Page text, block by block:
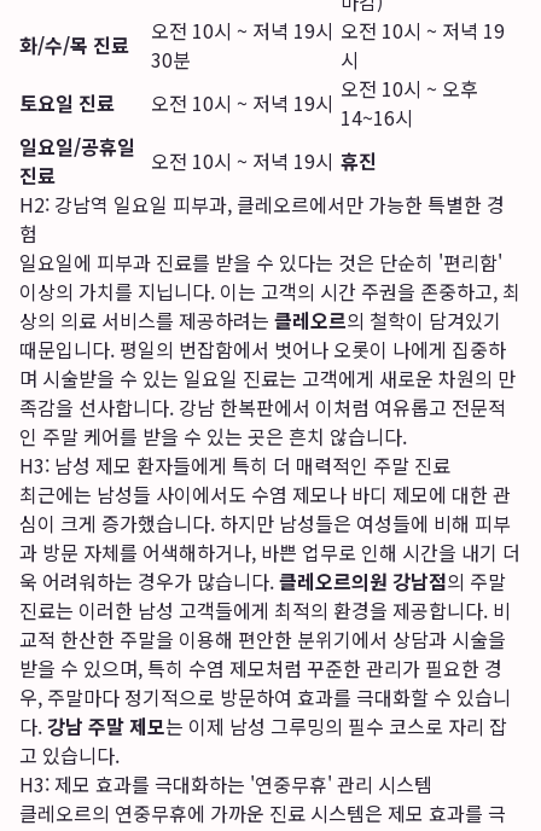
화/수/목 진료
오전 10시 ~ 저녁 19시
30분
오전 10시 ~ 저녁 19
시
토요일 진료
오전 10시 ~ 저녁 19시 오전 10시 ~ 오후
14~16시
일요일/공휴일
진료
오전 10시 ~ 저녁 19시 휴진
H2: 강남역 일요일 피부과, 클레오르에서만 가능한 특별한 경
험
일요일에 피부과 진료를 받을 수 있다는 것은 단순히 '편리함'
이상의 가치를 지닙니다. 이는 고객의 시간 주권을 존중하고, 최
상의 의료 서비스를 제공하려는 클레오르의 철학이 담겨있기
때문입니다. 평일의 번잡함에서 벗어나 오롯이 나에게 집중하
며 시술받을 수 있는 일요일 진료는 고객에게 새로운 차원의 만
족감을 선사합니다. 강남 한복판에서 이처럼 여유롭고 전문적
인 주말 케어를 받을 수 있는 곳은 흔치 않습니다.
H3: 남성 제모 환자들에게 특히 더 매력적인 주말 진료
최근에는 남성들 사이에서도 수염 제모나 바디 제모에 대한 관
심이 크게 증가했습니다. 하지만 남성들은 여성들에 비해 피부
과 방문 자체를 어색해하거나, 바쁜 업무로 인해 시간을 내기 더
욱 어려워하는 경우가 많습니다.클레오르의원 강남점의 주말
진료는 이러한 남성 고객들에게 최적의 환경을 제공합니다. 비
교적 한산한 주말을 이용해 편안한 분위기에서 상담과 시술을
받을 수 있으며, 특히 수염 제모처럼 꾸준한 관리가 필요한 경
우, 주말마다 정기적으로 방문하여 효과를 극대화할 수 있습니
다.강남 주말 제모는 이제 남성 그루밍의 필수 코스로 자리 잡
고 있습니다.
H3: 제모 효과를 극대화하는 '연중무휴' 관리 시스템
클레오르의 연중무휴에 가까운 진료 시스템은 제모 효과를 극